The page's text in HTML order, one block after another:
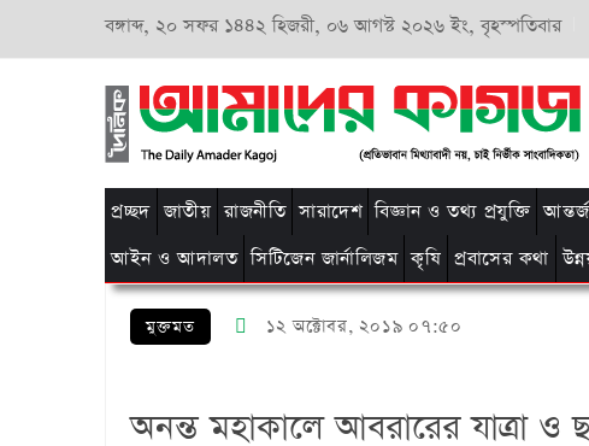
বঙ্গাব্দ, ২০ সফর ১৪৪২ হিজরী, ০৬ আগস্ট ২০২৬ ইং, বৃহস্পতিবার
প্রচ্ছদ জাতীয় রাজনীতি সারাদেশ বিজ্ঞান ও তথ্য প্রযুক্তি
আইন ও আদালত সিটিজেন জার্নালিজম কৃষি প্রবাসের কথা
মুক্তমত ১২ অক্টোবর, ২০১৯ ০৭:৫০
অনন্ত মহাকালে আবরারের যাত্রা ও